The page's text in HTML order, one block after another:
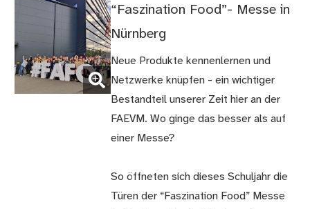
(Bild
vergrößern)
“Faszination Food”- Messe in
Nürnberg
Neue Produkte kennenlernen und
Netzwerke knüpfen - ein wichtiger
Bestandteil unserer Zeit hier an der
FAEVM. Wo ginge das besser als auf
einer Messe?
So öffneten sich dieses Schuljahr die
Türen der “Faszination Food” Messe